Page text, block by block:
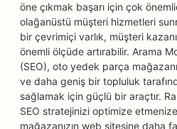
öne çıkmak başarı için çok
olağanüstü müşteri hizmetleri
bir çevrimiçi varlık, müşteri
önemli ölçüde artırabilir. Arama
(SEO), oto yedek parça
ve daha geniş bir topluluk
sağlamak için güçlü bir araçtır.
SEO stratejinizi optimize
mağazanızın web sitesine daha